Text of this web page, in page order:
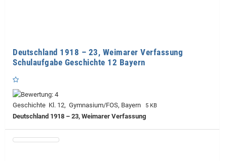
Deutschland 1918 – 23, Weimarer Verfassung
Schulaufgabe Geschichte 12 Bayern
Geschichte Kl. 12, Gymnasium/FOS, Bayern 5 KB
Deutschland 1918 – 23, Weimarer Verfassung